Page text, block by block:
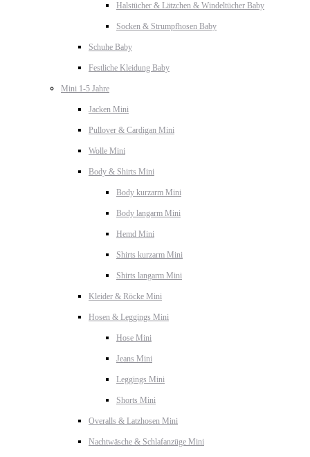
Halstücher & Lätzchen & Windeltücher Baby
Socken & Strumpfhosen Baby
Schuhe Baby
Festliche Kleidung Baby
Mini 1-5 Jahre
Jacken Mini
Pullover & Cardigan Mini
Wolle Mini
Body & Shirts Mini
Body kurzarm Mini
Body langarm Mini
Hemd Mini
Shirts kurzarm Mini
Shirts langarm Mini
Kleider & Röcke Mini
Hosen & Leggings Mini
Hose Mini
Jeans Mini
Leggings Mini
Shorts Mini
Overalls & Latzhosen Mini
Nachtwäsche & Schlafanzüge Mini